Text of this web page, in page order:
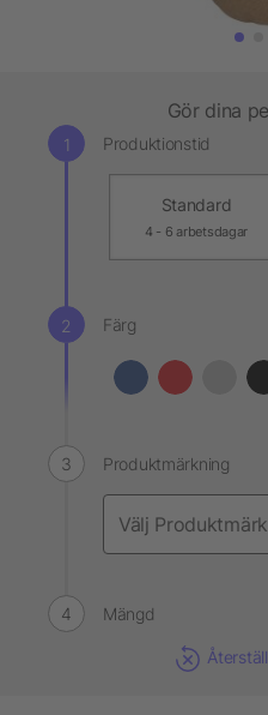
Gör dina
Produktionstid
Standard
4 - 6 arbetsdagar
Färg
Produktmärkning
Mängd